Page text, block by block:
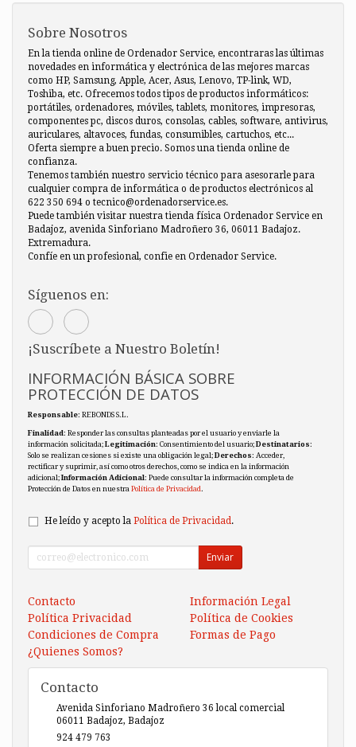
Sobre Nosotros
En la tienda online de Ordenador Service, encontraras las últimas
novedades en informática y electrónica de las mejores marcas
como HP, Samsung, Apple, Acer, Asus, Lenovo, TP-link, WD,
Toshiba, etc. Ofrecemos todos tipos de productos informáticos:
portátiles, ordenadores, móviles, tablets, monitores, impresoras,
componentes pc, discos duros, consolas, cables, software, antivirus,
auriculares, altavoces, fundas, consumibles, cartuchos, etc...
Oferta siempre a buen precio. Somos una tienda online de
confianza.
Tenemos también nuestro servicio técnico para asesorarle para
cualquier compra de informática o de productos electrónicos al
622 350 694 o tecnico@ordenadorservice.es.
Puede también visitar nuestra tienda física Ordenador Service en
Badajoz, avenida Sinforiano Madroñero 36, 06011 Badajoz.
Extremadura.
Confíe en un profesional, confie en Ordenador Service.
Síguenos en:
¡Suscríbete a Nuestro Boletín!
INFORMACIÓN BÁSICA SOBRE
PROTECCIÓN DE DATOS
Responsable: REBONDS S.L.
Finalidad: Responder las consultas planteadas por el usuario y enviarle la
información solicitada;Legitimación: Consentimiento del usuario;Destinatarios:
Solo se realizan cesiones si existe una obligación legal;Derechos: Acceder,
rectificar y suprimir, así como otros derechos, como se indica en la información
adicional;Información Adicional: Puede consultar la información completa de
Protección de Datos en nuestra Política de Privacidad.
He leído y acepto la Política de Privacidad .
Enviar
Contacto
Información Legal
Política Privacidad
Política de Cookies
Condiciones de Compra
Formas de Pago
¿Quienes Somos?
Contacto
Avenida Sinforiano Madroñero 36 local comercial
06011 Badajoz, Badajoz
924 479 763